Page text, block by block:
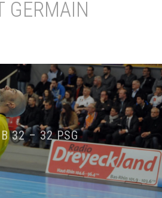
GERMAIN
32 – 32 PSG